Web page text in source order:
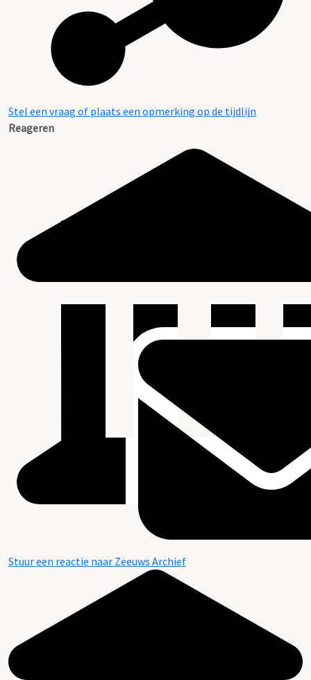
Stel een vraag of plaats een opmerking op de tijdlijn
Reageren
Stuur een reactie naar Zeeuws Archief